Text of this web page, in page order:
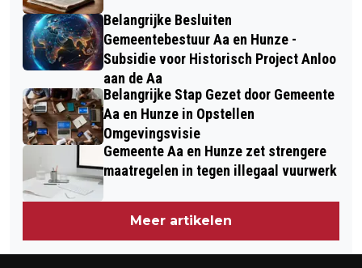
Belangrijke Besluiten
Gemeentebestuur Aa en Hunze -
Subsidie voor Historisch Project Anloo
aan de Aa
Belangrijke Stap Gezet door Gemeente
Aa en Hunze in Opstellen
Omgevingsvisie
Gemeente Aa en Hunze zet strengere
maatregelen in tegen illegaal vuurwerk
Meer artikelen